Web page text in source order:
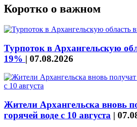
Коротко о важном
Турпоток в Архангельскую
19% | 07.08.2026
Жители Архангельска вновь
горячей воде с 10 августа |